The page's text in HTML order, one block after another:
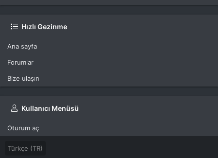
Hızlı Gezinme
Ana sayfa
Forumlar
Bize ulaşın
Kullanıcı Menüsü
Oturum aç
Türkçe (TR)